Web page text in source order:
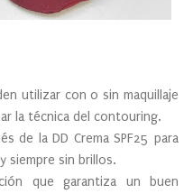
utilizar con o sin maquillaje
la técnica del contouring.
de la DD Crema SPF25 para
siempre sin brillos.
que garantiza un buen